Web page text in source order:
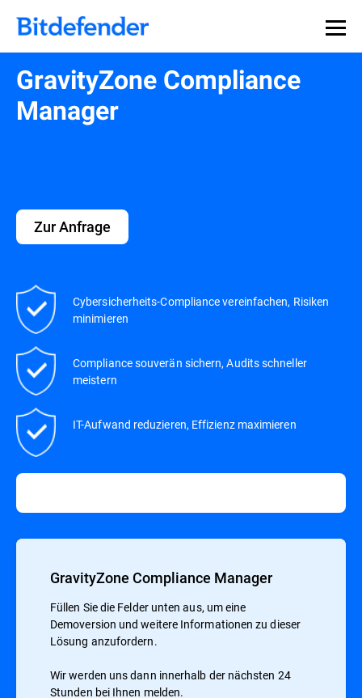
Datensouveränität in der Cybersicherheit: Live-Webinar,
30. Juli. Jetzt registrieren >>
GravityZone Compliance
Manager
Zur Anfrage
Cybersicherheits-Compliance vereinfachen, Risiken
minimieren
Compliance souverän sichern, Audits schneller
meistern
IT-Aufwand reduzieren, Effizienz maximieren
GravityZone Compliance Manager
Füllen Sie die Felder unten aus, um eine
Demoversion und weitere Informationen zu dieser
Lösung anzufordern.
Wir werden uns dann innerhalb der nächsten 24
Stunden bei Ihnen melden.